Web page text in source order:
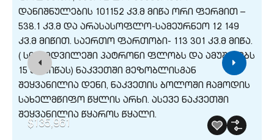
$135,961